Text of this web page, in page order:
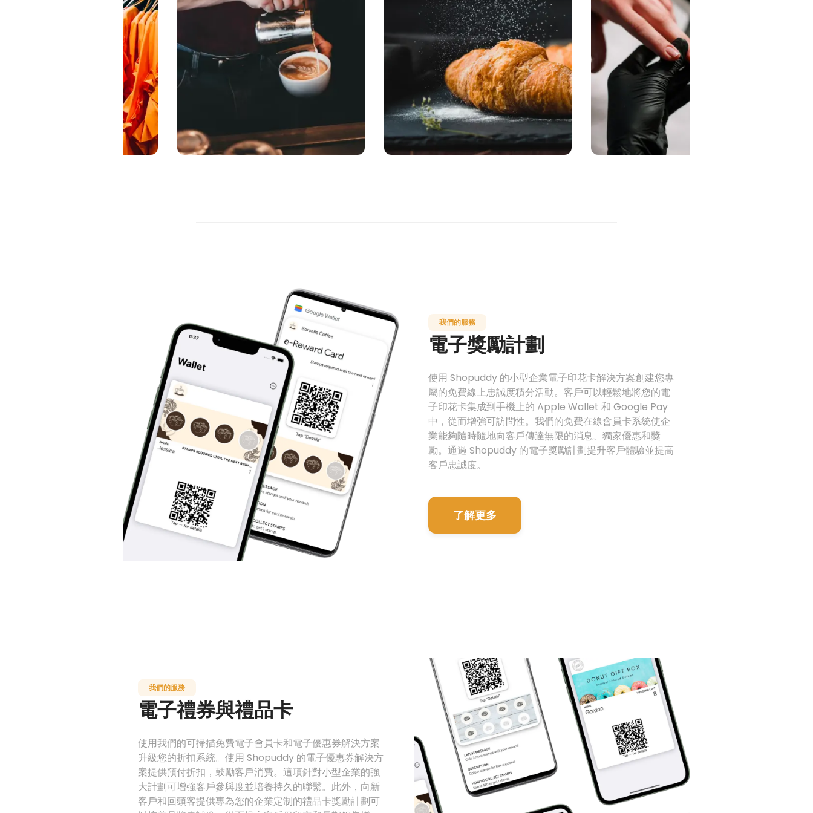
我們的服務
電子獎勵計劃
使用 Shopuddy 的小型企業電子印花卡解決方案創建您專
屬的免費線上忠誠度積分活動。客戶可以輕鬆地將您的電
子印花卡集成到手機上的 Apple Wallet 和 Google Pay
中，從而增強可訪問性。我們的免費在線會員卡系統使企
業能夠隨時隨地向客戶傳達無限的消息、獨家優惠和獎
勵。通過 Shopuddy 的電子獎勵計劃提升客戶體驗並提高
客戶忠誠度。
了解更多
我們的服務
電子禮券與禮品卡
使用我們的可掃描免費電子會員卡和電子優惠券解決方案
升級您的折扣系統。使用 Shopuddy 的電子優惠券解決方
案提供預付折扣，鼓勵客戶消費。這項針對小型企業的強
大計劃可增強客戶參與度並培養持久的聯繫。此外，向新
客戶和回頭客提供專為您的企業定制的禮品卡獎勵計劃可